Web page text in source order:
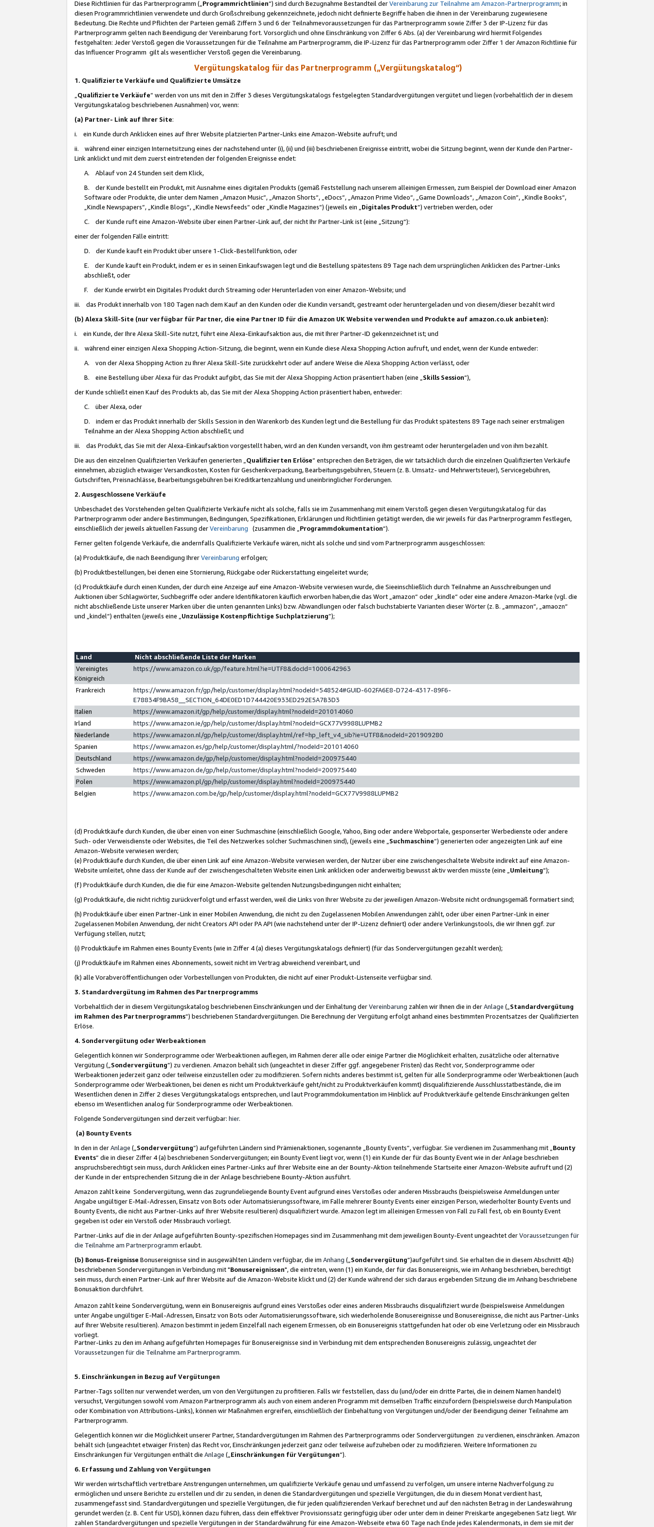
Diese Richtlinien für das Partnerprogramm („Programmrichtlinien“) sind durch Bezugnahme Bestandteil derVereinbarung zur Teilnahme am Amazon-Partnerprogramm; in
diesen Programmrichtlinien verwendete und durch Großschreibung gekennzeichnete, jedoch nicht definierte Begriffe haben die ihnen in der Vereinbarung zugewiesene
Bedeutung. Die Rechte und Pflichten der Parteien gemäß Ziffern 3 und 6 der Teilnahmevoraussetzungen für das Partnerprogramm sowie Ziffer 3 der IP-Lizenz für das
Partnerprogramm gelten nach Beendigung der Vereinbarung fort. Vorsorglich und ohne Einschränkung von Ziffer 6 Abs. (a) der Vereinbarung wird hiermit Folgendes
festgehalten: Jeder Verstoß gegen die Voraussetzungen für die Teilnahme am Partnerprogramm, die IP-Lizenz für das Partnerprogramm oder Ziffer 1 der Amazon Richtlinie für
das Influencer Programm gilt als wesentlicher Verstoß gegen die Vereinbarung.
Vergütungskatalog für das Partnerprogramm („Vergütungskatalog“)
1. Qualifizierte Verkäufe und Qualifizierte Umsätze
Qualifizierte Verkäufe“ werden von uns mit den in Ziffer 3 dieses Vergütungskatalogs festgelegten Standardvergütungen vergütet und liegen (vorbehaltlich der in diesem
Vergütungskatalog beschriebenen Ausnahmen) vor, wenn:
(a) Partner- Link auf Ihrer Site:
i. ein Kunde durch Anklicken eines auf Ihrer Website platzierten Partner-Links eine Amazon-Website aufruft; und
ii. während einer einzigen Internetsitzung eines der nachstehend unter (i), (ii) und (iii) beschriebenen Ereignisse eintritt, wobei die Sitzung beginnt, wenn der Kunde den Partner-
Link anklickt und mit dem zuerst eintretenden der folgenden Ereignisse endet:
A. Ablauf von 24 Stunden seit dem Klick,
B. der Kunde bestellt ein Produkt, mit Ausnahme eines digitalen Produkts (gemäß Feststellung nach unserem alleinigen Ermessen, zum Beispiel der Download einer Amazon
Software oder Produkte, die unter dem Namen „Amazon Music“, „Amazon Shorts“, „eDocs“, „Amazon Prime Video“, „Game Downloads“, „Amazon Coin“, „Kindle Books“,
„Kindle Newspapers“, „Kindle Blogs“, „Kindle Newsfeeds“ oder „Kindle Magazines“) (jeweils ein „ Digitales Produkt“) vertrieben werden, oder
C. der Kunde ruft eine Amazon-Website über einen Partner-Link auf, der nicht Ihr Partner-Link ist (eine „Sitzung“):
einer der folgenden Fälle eintritt:
D. der Kunde kauft ein Produkt über unsere 1-Click-Bestellfunktion, oder
E. der Kunde kauft ein Produkt, indem er es in seinen Einkaufswagen legt und die Bestellung spätestens 89 Tage nach dem ursprünglichen Anklicken des Partner-Links
abschließt, oder
F. der Kunde erwirbt ein Digitales Produkt durch Streaming oder Herunterladen von einer Amazon-Website; und
iii. das Produkt innerhalb von 180 Tagen nach dem Kauf an den Kunden oder die Kundin versandt, gestreamt oder heruntergeladen und von diesem/dieser bezahlt wird
(b) Alexa Skill-Site (nur verfügbar für Partner, die eine Partner ID für die Amazon UK Website verwenden und Produkte auf amazon.co.uk anbieten):
i. ein Kunde, der Ihre Alexa Skill-Site nutzt, führt eine Alexa-Einkaufsaktion aus, die mit Ihrer Partner-ID gekennzeichnet ist; und
ii. während einer einzigen Alexa Shopping Action-Sitzung, die beginnt, wenn ein Kunde diese Alexa Shopping Action aufruft, und endet, wenn der Kunde entweder:
A. von der Alexa Shopping Action zu Ihrer Alexa Skill-Site zurückkehrt oder auf andere Weise die Alexa Shopping Action verlässt, oder
B. eine Bestellung über Alexa für das Produkt aufgibt, das Sie mit der Alexa Shopping Action präsentiert haben (eine „ Skills Session“),
der Kunde schließt einen Kauf des Produkts ab, das Sie mit der Alexa Shopping Action präsentiert haben, entweder:
C. über Alexa, oder
D. indem er das Produkt innerhalb der Skills Session in den Warenkorb des Kunden legt und die Bestellung für das Produkt spätestens 89 Tage nach seiner erstmaligen
Teilnahme an der Alexa Shopping Action abschließt; und
iii. das Produkt, das Sie mit der Alexa-Einkaufsaktion vorgestellt haben, wird an den Kunden versandt, von ihm gestreamt oder heruntergeladen und von ihm bezahlt.
Die aus den einzelnen Qualifizierten Verkäufen generierten „ Qualifizierten Erlöse“ entsprechen den Beträgen, die wir tatsächlich durch die einzelnen Qualifizierten Verkäufe
einnehmen, abzüglich etwaiger Versandkosten, Kosten für Geschenkverpackung, Bearbeitungsgebühren, Steuern (z. B. Umsatz- und Mehrwertsteuer), Servicegebühren,
Gutschriften, Preisnachlässe, Bearbeitungsgebühren bei Kreditkartenzahlung und uneinbringlicher Forderungen.
2. Ausgeschlossene Verkäufe
Unbeschadet des Vorstehenden gelten Qualifizierte Verkäufe nicht als solche, falls sie im Zusammenhang mit einem Verstoß gegen diesen Vergütungskatalog für das
Partnerprogramm oder andere Bestimmungen, Bedingungen, Spezifikationen, Erklärungen und Richtlinien getätigt werden, die wir jeweils für das Partnerprogramm festlegen,
einschließlich der jeweils aktuellen Fassung derVereinbarung (zusammen die „ Programmdokumentation“).
Ferner gelten folgende Verkäufe, die andernfalls Qualifizierte Verkäufe wären, nicht als solche und sind vom Partnerprogramm ausgeschlossen:
(a) Produktkäufe, die nach Beendigung IhrerVereinbarung erfolgen;
(b) Produktbestellungen, bei denen eine Stornierung, Rückgabe oder Rückerstattung eingeleitet wurde;
(c) Produktkäufe durch einen Kunden, der durch eine Anzeige auf eine Amazon-Website verwiesen wurde, die Sieeinschließlich durch Teilnahme an Ausschreibungen und
Auktionen über Schlagwörter, Suchbegriffe oder andere Identifikatoren käuflich erworben haben,die das Wort „amazon“ oder „kindle“ oder eine andere Amazon-Marke (vgl. die
nicht abschließende Liste unserer Marken über die unten genannten Links) bzw. Abwandlungen oder falsch buchstabierte Varianten dieser Wörter (z. B. „ammazon“, „amaozn“
und „kindel“) enthalten (jeweils eine „ Unzulässige Kostenpflichtige Suchplatzierung”);
Land
Nicht abschließende Liste der Marken
Vereinigtes
Königreich
https://www.amazon.co.uk/gp/feature.html?ie=UTF8&docId=1000642963
Frankreich
https://www.amazon.fr/gp/help/customer/display.html?nodeId=548524#GUID-602FA6E8-D724-4317-89F6-
E78834F9BA58__SECTION_64DE0ED1D744420E933ED292E5A7B3D3
Italien
https://www.amazon.it/gp/help/customer/display.html?nodeId=201014060
Irland
https://www.amazon.ie/gp/help/customer/display.html?nodeId=GCX77V9988LUPMB2
Niederlande
https://www.amazon.nl/gp/help/customer/display.html/ref=hp_left_v4_sib?ie=UTF8&nodeId=201909280
Spanien
https://www.amazon.es/gp/help/customer/display.html/?nodeId=201014060
Deutschland
https://www.amazon.de/gp/help/customer/display.html?nodeId=200975440
Schweden
https://www.amazon.de/gp/help/customer/display.html?nodeId=200975440
Polen
https://www.amazon.pl/gp/help/customer/display.html?nodeId=200975440
Belgien
https://www.amazon.com.be/gp/help/customer/display.html?nodeId=GCX77V9988LUPMB2
(d) Produktkäufe durch Kunden, die über einen von einer Suchmaschine (einschließlich Google, Yahoo, Bing oder andere Webportale, gesponserter Werbedienste oder andere
Such- oder Verweisdienste oder Websites, die Teil des Netzwerkes solcher Suchmaschinen sind), (jeweils eine „ Suchmaschine“) generierten oder angezeigten Link auf eine
Amazon-Website verwiesen werden;
(e) Produktkäufe durch Kunden, die über einen Link auf eine Amazon-Website verwiesen werden, der Nutzer über eine zwischengeschaltete Website indirekt auf eine Amazon-
Website umleitet, ohne dass der Kunde auf der zwischengeschalteten Website einen Link anklicken oder anderweitig bewusst aktiv werden müsste (eine „ Umleitung“);
(f) Produktkäufe durch Kunden, die die für eine Amazon-Website geltenden Nutzungsbedingungen nicht einhalten;
(g) Produktkäufe, die nicht richtig zurückverfolgt und erfasst werden, weil die Links von Ihrer Website zu der jeweiligen Amazon-Website nicht ordnungsgemäß formatiert sind;
(h) Produktkäufe über einen Partner-Link in einer Mobilen Anwendung, die nicht zu den Zugelassenen Mobilen Anwendungen zählt, oder über einen Partner-Link in einer
Zugelassenen Mobilen Anwendung, der nicht Creators API oder PA API (wie nachstehend unter der IP-Lizenz definiert) oder andere Verlinkungstools, die wir Ihnen ggf. zur
Verfügung stellen, nutzt;
(i) Produktkäufe im Rahmen eines Bounty Events (wie in Ziffer 4 (a) dieses Vergütungskatalogs definiert) (für das Sondervergütungen gezahlt werden);
(j) Produktkäufe im Rahmen eines Abonnements, soweit nicht im Vertrag abweichend vereinbart, und
(k) alle Vorabveröffentlichungen oder Vorbestellungen von Produkten, die nicht auf einer Produkt-Listenseite verfügbar sind.
3. Standardvergütung im Rahmen des Partnerprogramms
Vorbehaltlich der in diesem Vergütungskatalog beschriebenen Einschränkungen und der Einhaltung derVereinbarung zahlen wir Ihnen die in derAnlage („ Standardvergütung
im Rahmen des Partnerprogramms“) beschriebenen Standardvergütungen. Die Berechnung der Vergütung erfolgt anhand eines bestimmten Prozentsatzes der Qualifizierten
Erlöse.
4. Sondervergütung oder Werbeaktionen
Gelegentlich können wir Sonderprogramme oder Werbeaktionen auflegen, im Rahmen derer alle oder einige Partner die Möglichkeit erhalten, zusätzliche oder alternative
Vergütung („ Sondervergütung”) zu verdienen. Amazon behält sich (ungeachtet in dieser Ziffer ggf. angegebener Fristen) das Recht vor, Sonderprogramme oder
Werbeaktionen jederzeit ganz oder teilweise einzustellen oder zu modifizieren. Sofern nichts anderes bestimmt ist, gelten für alle Sonderprogramme oder Werbeaktionen (auch
Sonderprogramme oder Werbeaktionen, bei denen es nicht um Produktverkäufe geht/nicht zu Produktverkäufen kommt) disqualifizierende Ausschlusstatbestände, die im
Wesentlichen denen in Ziffer 2 dieses Vergütungskatalogs entsprechen, und laut Programmdokumentation im Hinblick auf Produktverkäufe geltende Einschränkungen gelten
ebenso im Wesentlichen analog für Sonderprogramme oder Werbeaktionen.
Folgende Sondervergütungen sind derzeit verfügbar: hier.
(a) Bounty Events
In den in derAnlage („ Sondervergütung“) aufgeführten Ländern sind Prämienaktionen, sogenannte „Bounty Events“, verfügbar. Sie verdienen im Zusammenhang mit „ Bounty
Events“ die in dieser Ziffer 4 (a) beschriebenen Sondervergütungen; ein Bounty Event liegt vor, wenn (1) ein Kunde der für das Bounty Event wie in der Anlage beschrieben
anspruchsberechtigt sein muss, durch Anklicken eines Partner-Links auf Ihrer Website eine an der Bounty-Aktion teilnehmende Startseite einer Amazon-Website aufruft und (2)
der Kunde in der entsprechenden Sitzung die in der Anlage beschriebene Bounty-Aktion ausführt.
Amazon zahlt keine Sondervergütung, wenn das zugrundeliegende Bounty Event aufgrund eines Verstoßes oder anderen Missbrauchs (beispielsweise Anmeldungen unter
Angabe ungültiger E-Mail-Adressen, Einsatz von Bots oder Automatisierungssoftware, im Falle mehrerer Bounty Events einer einzigen Person, wiederholter Bounty Events und
Bounty Events, die nicht aus Partner-Links auf Ihrer Website resultieren) disqualifiziert wurde. Amazon legt im alleinigen Ermessen von Fall zu Fall fest, ob ein Bounty Event
gegeben ist oder ein Verstoß oder Missbrauch vorliegt.
Partner-Links auf die in der Anlage aufgeführten Bounty-spezifischen Homepages sind im Zusammenhang mit dem jeweiligen Bounty-Event ungeachtet derVoraussetzungen für
die Teilnahme am Partnerprogramm erlaubt.
(b) Bonus-Ereignisse Bonusereignisse sind in ausgewählten Ländern verfügbar, die im Anhang („ Sondervergütung“)aufgeführt sind. Sie erhalten die in diesem Abschnitt 4(b)
beschriebenen Sondervergütungen in Verbindung mit "Bonusereignissen", die eintreten, wenn (1) ein Kunde, der für das Bonusereignis, wie im Anhang beschrieben, berechtigt
sein muss, durch einen Partner-Link auf Ihrer Website auf die Amazon-Website klickt und (2) der Kunde während der sich daraus ergebenden Sitzung die im Anhang beschriebene
Bonusaktion durchführt.
Amazon zahlt keine Sondervergütung, wenn ein Bonusereignis aufgrund eines Verstoßes oder eines anderen Missbrauchs disqualifiziert wurde (beispielsweise Anmeldungen
unter Angabe ungültiger E-Mail-Adressen, Einsatz von Bots oder Automatisierungssoftware, sich wiederholende Bonusereignisse und Bonusereignisse, die nicht aus Partner-Links
auf Ihrer Website resultieren). Amazon bestimmt in jedem Einzelfall nach eigenem Ermessen, ob ein Bonusereignis stattgefunden hat oder ob eine Verletzung oder ein Missbrauch
vorliegt.
Partner-Links zu den im Anhang aufgeführten Homepages für Bonusereignisse sind in Verbindung mit dem entsprechenden Bonusereignis zulässig, ungeachtet der
Voraussetzungen für die Teilnahme am Partnerprogramm.
5. Einschränkungen in Bezug auf Vergütungen
Partner-Tags sollten nur verwendet werden, um von den Vergütungen zu profitieren. Falls wir feststellen, dass du (und/oder ein dritte Partei, die in deinem Namen handelt)
versuchst, Vergütungen sowohl vom Amazon Partnerprogramm als auch von einem anderen Programm mit demselben Traffic einzufordern (beispielsweise durch Manipulation
oder Kombination von Attributions-Links), können wir Maßnahmen ergreifen, einschließlich der Einbehaltung von Vergütungen und/oder der Beendigung deiner Teilnahme am
Partnerprogramm.
Gelegentlich können wir die Möglichkeit unserer Partner, Standardvergütungen im Rahmen des Partnerprogramms oder Sondervergütungen zu verdienen, einschränken. Amazon
behält sich (ungeachtet etwaiger Fristen) das Recht vor, Einschränkungen jederzeit ganz oder teilweise aufzuheben oder zu modifizieren. Weitere Informationen zu
Einschränkungen für Vergütungen enthält die Anlage („ Einschränkungen für Vergütungen“).
6. Erfassung und Zahlung von Vergütungen
Wir werden wirtschaftlich vertretbare Anstrengungen unternehmen, um qualifizierte Verkäufe genau und umfassend zu verfolgen, um unsere interne Nachverfolgung zu
ermöglichen und unsere Berichte zu erstellen und dir zu senden, in denen die Standardvergütungen und spezielle Vergütungen, die du in diesem Monat verdient hast,
zusammengefasst sind. Standardvergütungen und spezielle Vergütungen, die für jeden qualifizierenden Verkauf berechnet und auf den nächsten Betrag in der Landeswährung
gerundet werden (z. B. Cent für USD), können dazu führen, dass dein effektiver Provisionssatz geringfügig über oder unter dem in deiner Preiskarte angegebenen Satz liegt. Wir
zahlen Standardvergütungen und spezielle Vergütungen in der Standardwährung für eine Amazon-Webseite etwa 60 Tage nach Ende jedes Kalendermonats, in dem sie mit der